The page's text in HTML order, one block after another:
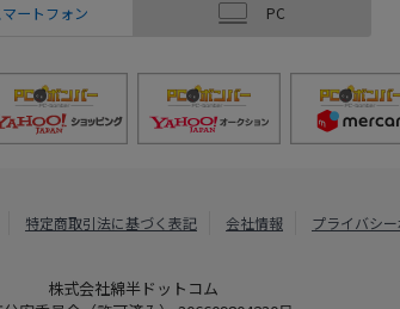
マートフォン PC
特定商取引法に基づく表記 会社情報 プライバシ
株式会社綿半ドットコム